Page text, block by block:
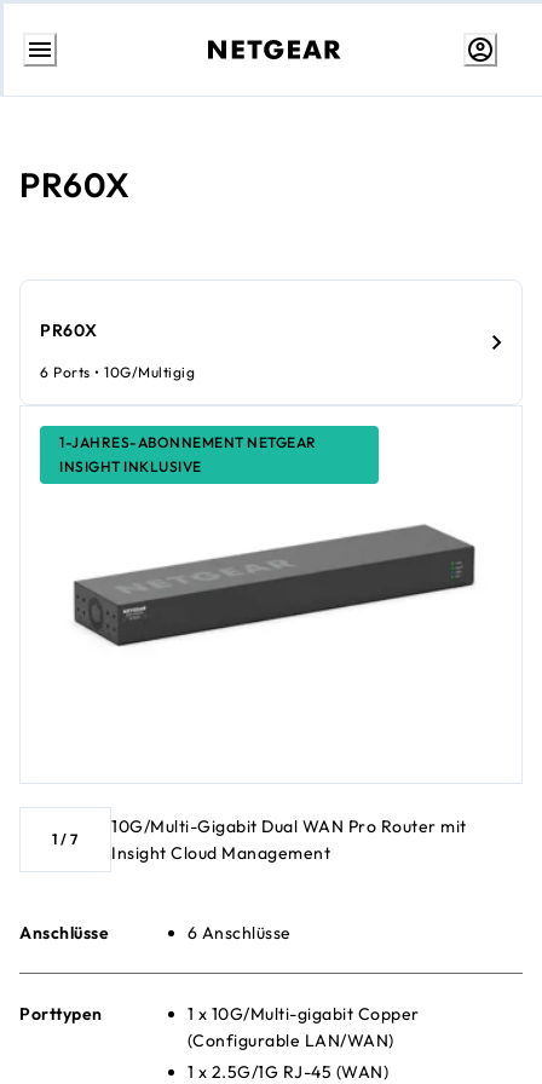
Weiter
PR60X
1-JAHRES-ABONNEMENT NETGEAR
INSIGHT INKLUSIVE
1 /7
10G/Multi-Gigabit Dual WAN Pro Router mit
Insight Cloud Management
Anschlüsse 6 Anschlüsse
Porttypen
1 x 10G/Multi-gigabit Copper
(Configurable LAN/WAN)
1 x 2.5G/1G RJ-45 (WAN)
PR60X
6 Ports • 10G/Multigig